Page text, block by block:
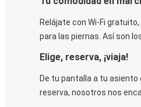
Relájate con Wi-Fi
para las piernas. Así son
Elige, reserva, ¡viaja!
De tu pantalla a tu asiento
reserva, nosotros nos